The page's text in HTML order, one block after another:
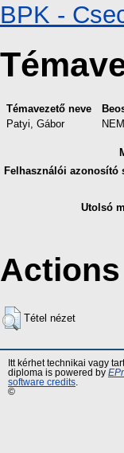
BPK -
Témavezető neve
Patyi, Gábor
Felhasználói azonosító
Utolsó
Tétel nézet
Itt kérhet technikai vagy
diploma is powered by
software credits
©